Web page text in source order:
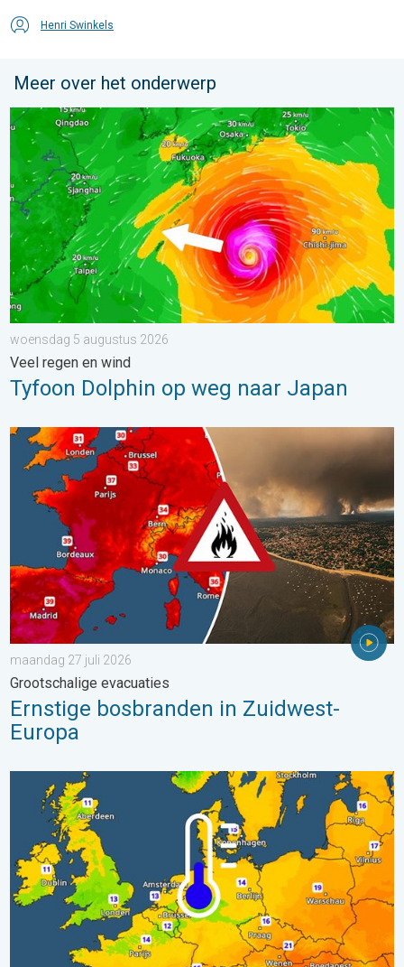
Henri Swinkels
Meer over het onderwerp
Tyfoon Dolphin op weg naar Japan. Veel regen en wind. . .
woensdag 5 augustus 2026
Veel regen en wind
Tyfoon Dolphin op weg naar Japan
Ernstige bosbranden in Zuidwest-Europa. Grootschalige
maandag 27 juli 2026
Grootschalige evacuaties
Ernstige bosbranden in Zuidwest-
Europa
Er komen koelere nachten aan. West- en Midden-Europa. . .